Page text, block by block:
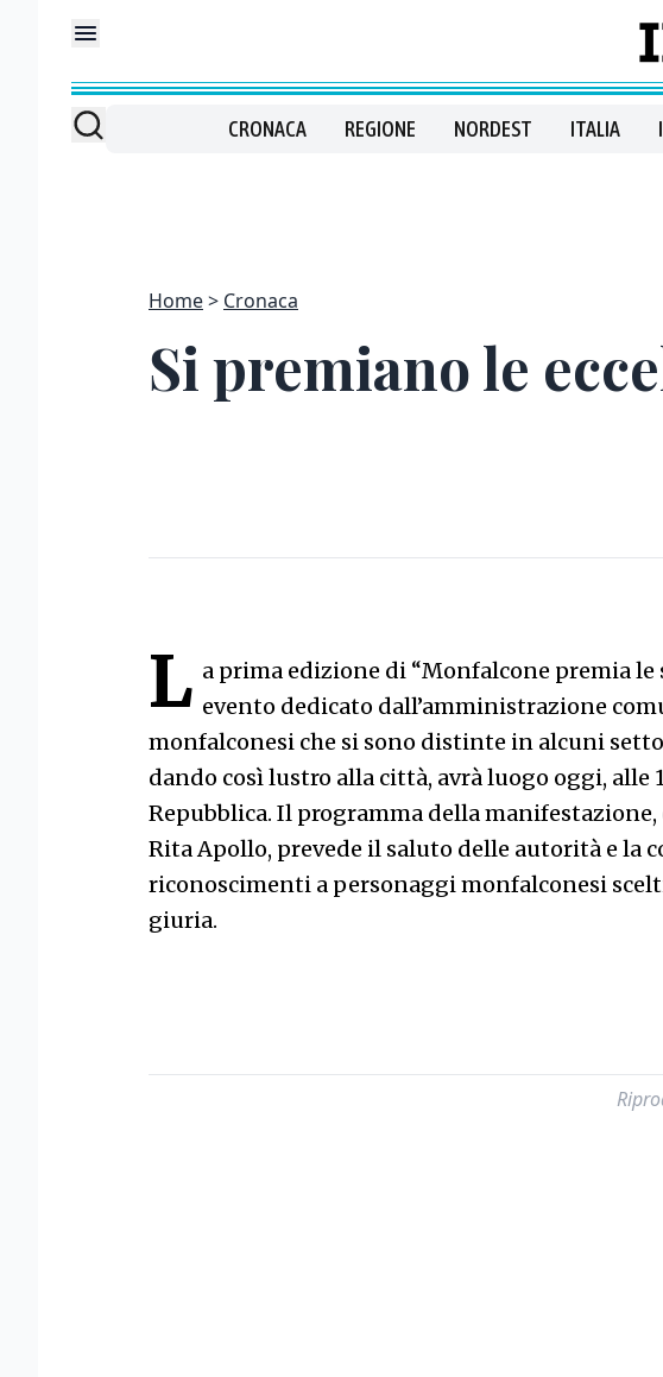
CRONACA REGIONE NORDEST ITALIA
Home Cronaca
Si premiano le
L a prima edizione di “Monfalcone premia le
evento dedicato dall’amministrazione
monfalconesi che si sono distinte in alcuni
dando così lustro alla città, avrà luogo oggi, alle
Repubblica. Il programma della manifestazione,
Rita Apollo, prevede il saluto delle autorità e la
riconoscimenti a personaggi monfalconesi
giuria.